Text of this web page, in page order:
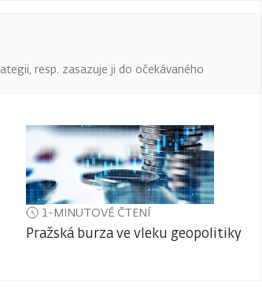
resp. zasazuje ji do očekávaného
1-MINUTOVÉ ČTENÍ
Pražská burza ve vleku geopolitiky